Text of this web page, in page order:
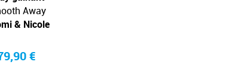
Away
& Nicole
€